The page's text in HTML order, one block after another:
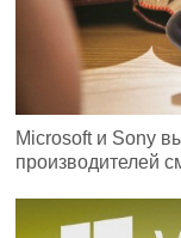
Microsoft и Sony
производителей